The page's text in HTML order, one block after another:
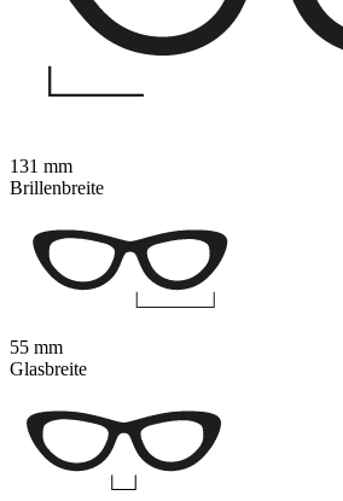
131 mm
Brillenbreite
55 mm
Glasbreite